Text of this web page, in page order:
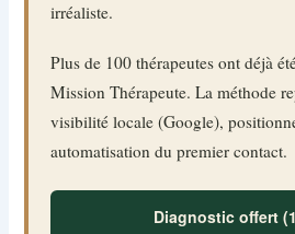
irréaliste.
Plus de 100 thérapeutes ont déjà
Mission Thérapeute. La méthode
visibilité locale (Google),
automatisation du premier contact.
Diagnostic offert